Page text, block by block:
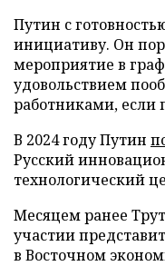
Путин с
инициативу. Он
мероприятие в
удовольствием
работниками, если
В 2024 году Путин
Русский
технологический
Месяцем ранее
участии
в Восточном